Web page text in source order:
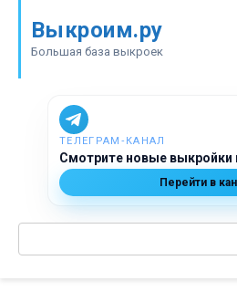
контенту
Выкроим.ру
Большая база выкроек
ТЕЛЕГРАМ‑КАНАЛ
Смотрите новые выкройки
Перейти в
Поиск: